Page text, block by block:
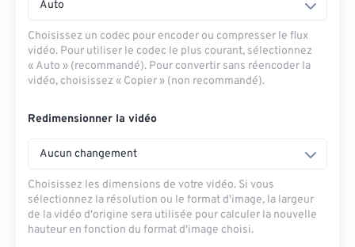
Auto
Choisissez un codec pour encoder ou compresser le flux
vidéo. Pour utiliser le codec le plus courant, sélectionnez
« Auto » (recommandé). Pour convertir sans réencoder la
vidéo, choisissez « Copier » (non recommandé).
Redimensionner la vidéo
Aucun changement
Choisissez les dimensions de votre vidéo. Si vous
sélectionnez la résolution ou le format d'image, la largeur
de la vidéo d'origine sera utilisée pour calculer la nouvelle
hauteur en fonction du format d'image choisi.